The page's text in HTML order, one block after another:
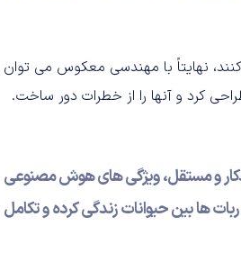
نهایتاً با مهندسی معکوس می توان
کرد و آنها را از خطرات دور ساخت.
و مستقل، ویژگی های هوش مصنوعی
ها بین حیوانات زندگی کرده و تکامل